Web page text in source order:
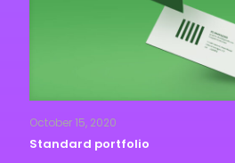
October 15, 2020
Standard portfolio